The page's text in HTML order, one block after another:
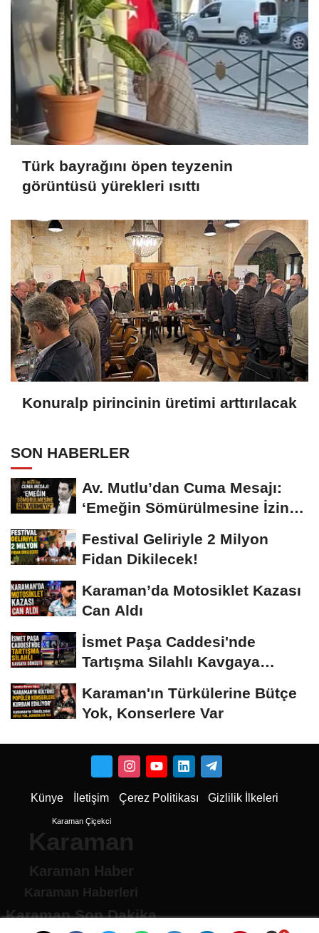
Türk bayrağını öpen teyzenin
görüntüsü yürekleri ısıttı
Konuralp pirincinin üretimi arttırılacak
SON HABERLER
Av. Mutlu’dan Cuma Mesajı:
‘Emeğin Sömürülmesine İzin
Festival Geliriyle 2 Milyon
Fidan Dikilecek!
Karaman’da Motosiklet Kazası
Can Aldı
İsmet Paşa Caddesi'nde
Tartışma Silahlı Kavgaya
Karaman'ın Türkülerine Bütçe
Yok, Konserlere Var
Künye İletişim Çerez Politikası Gizlilik İlkeleri
Karaman Çiçekci
Karaman
Karaman Haber
Karaman Haberleri
Karaman Son Dakika